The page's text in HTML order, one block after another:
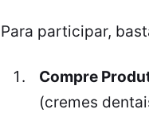
Para participar,
Compre
(cremes